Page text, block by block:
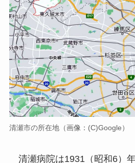
清瀬市の所在地（画像：(C)Google）
清瀬病院は1931（昭和6）